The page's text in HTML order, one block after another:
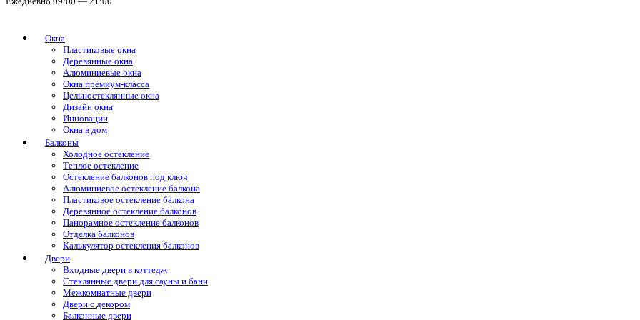
Окна
Пластиковые окна
Деревянные окна
Алюминиевые окна
Окна премиум-класса
Цельностеклянные окна
Дизайн окна
Инновации
Окна в дом
Балконы
Холодное остекление
Теплое остекление
Остекление балконов под ключ
Алюминиевое остекление балкона
Пластиковое остекление балкона
Деревянное остекление балконов
Панорамное остекление балконов
Отделка балконов
Калькулятор остекления балконов
Двери
Входные двери в коттедж
Стеклянные двери для сауны и бани
Межкомнатные двери
Двери с декором
Балконные двери